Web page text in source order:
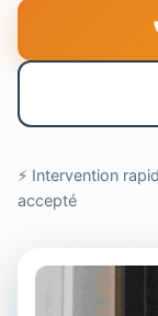
⚡ Intervention
accepté